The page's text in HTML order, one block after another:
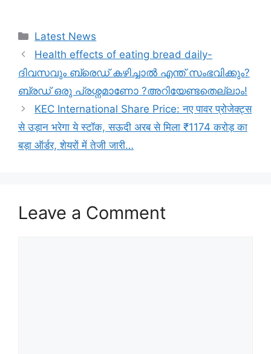
Categories
Latest News
Health effects of eating bread daily-
ദിവസവും ബ്രെഡ് കഴിച്ചാൽ എന്ത് സംഭവിക്കും?
ബ്രഡ് ഒരു പ്രശ്നമാണോ ?അറിയേണ്ടതെല്ലാം!
KEC International Share Price: नए पावर प्रोजेक्ट्स
से उड़ान भरेगा ये स्टॉक, सऊदी अरब से मिला ₹1174 करोड़ का
बड़ा ऑर्डर, शेयरों में तेजी जारी…
Leave a Comment